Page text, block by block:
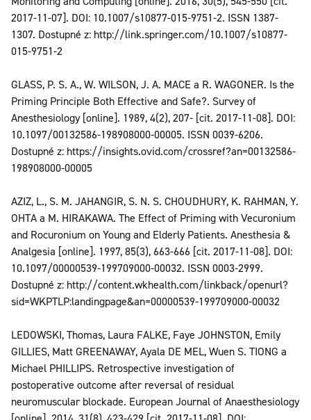
2017-11-07]. DOI: 10.1007/s10877-015-9751-2. ISSN 1387-
1307. Dostupné z: http://link.springer.com/10.1007/s10877-
015-9751-2
GLASS, P. S. A., W. WILSON, J. A. MACE a R. WAGONER. Is the
Priming Principle Both Effective and Safe?. Survey of
Anesthesiology [online]. 1989, 4(2), 207- [cit. 2017-11-08]. DOI:
10.1097/00132586-198908000-00005. ISSN 0039-6206.
Dostupné z: https://insights.ovid.com/crossref?an=00132586-
198908000-00005
AZIZ, L., S. M. JAHANGIR, S. N. S. CHOUDHURY, K. RAHMAN, Y.
OHTA a M. HIRAKAWA. The Effect of Priming with Vecuronium
and Rocuronium on Young and Elderly Patients. Anesthesia &
Analgesia [online]. 1997, 85(3), 663-666 [cit. 2017-11-08]. DOI:
10.1097/00000539-199709000-00032. ISSN 0003-2999.
Dostupné z: http://content.wkhealth.com/linkback/openurl?
sid=WKPTLP:landingpage&an=00000539-199709000-00032
LEDOWSKI, Thomas, Laura FALKE, Faye JOHNSTON, Emily
GILLIES, Matt GREENAWAY, Ayala DE MEL, Wuen S. TIONG a
Michael PHILLIPS. Retrospective investigation of
postoperative outcome after reversal of residual
neuromuscular blockade. European Journal of Anaesthesiology